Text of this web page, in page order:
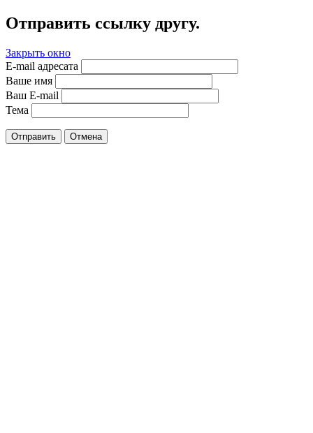
Отправить ссылку другу.
Закрыть окно
E-mail адресата
Ваше имя
Ваш E-mail
Тема
Отправить Отмена